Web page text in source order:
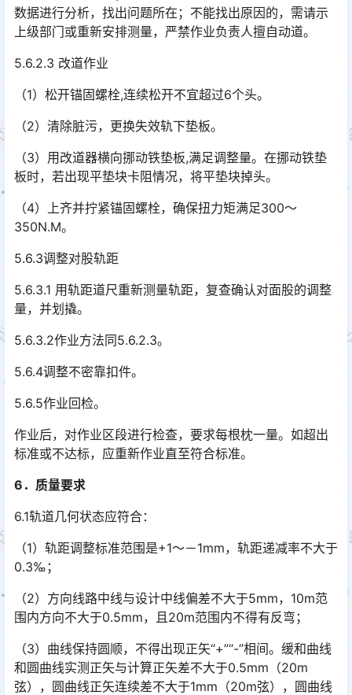
数据进行分析，找出问题所在；不能找出原因的，需请示
上级部门或重新安排测量，严禁作业负责人擅自动道。󠅅󠅃󠄵󠅂󠄪󠇖󠆨󠆨󠇕󠆞󠆒󠅬󠇘󠆭󠆘󠇙󠆝󠅵󠇗󠆭󠆁󠄐󠇗󠅹󠅸󠇖󠆍󠅳󠇖󠅹󠅰󠇖󠆌󠅹
5.6.2.3 改道作业
（1）松开锚固螺栓,连续松开不宜超过6个头。
（2）清除脏污，更换失效轨下垫板。
（3）用改道器横向挪动铁垫板,满足调整量。在挪动铁垫
板时，若出现平垫块卡阻情况，将平垫块掉头。
（4）上齐并拧紧锚固螺栓，确保扭力矩满足300～
350N.M。
5.6.3调整对股轨距
5.6.3.1 用轨距道尺重新测量轨距，复查确认对面股的调整
量，并划撬。
5.6.3.2作业方法同5.6.2.3。
5.6.4调整不密靠扣件。
5.6.5作业回检。
作业后，对作业区段进行检查，要求每根枕一量。如超出
标准或不达标，应重新作业直至符合标准。
6．质量要求
6.1轨道几何状态应符合：
（1）轨距调整标准范围是+1～－1mm，轨距递减率不大于
0.3‰；
（2）方向线路中线与设计中线偏差不大于5mm，10m范
围内方向不大于0.5mm，且20m范围内不得有反弯；
（3）曲线保持圆顺，不得出现正矢“+”“-”相间。缓和曲线
和圆曲线实测正矢与计算正矢差不大于0.5mm（20m
弦），圆曲线正矢连续差不大于1mm（20m弦），圆曲线